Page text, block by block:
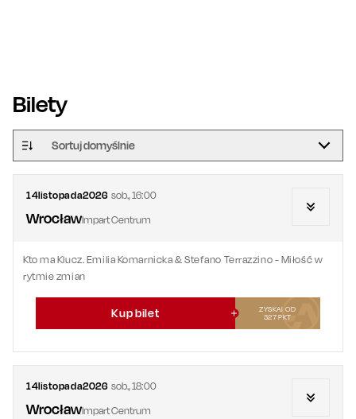
Bilety
Sortuj domyślnie
14listopada2026 sob.,16:00
WrocławImpart Centrum
Kto ma Klucz. Emilia Komarnicka & Stefano Terrazzino - Miłość w
rytmie zmian
Kup bilet
ZYSKAJ OD
327PKT
14listopada2026 sob.,18:00
WrocławImpart Centrum